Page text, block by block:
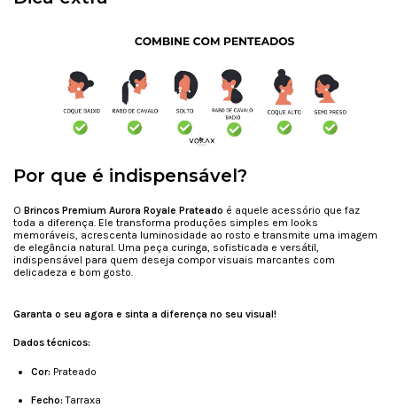
Por que é indispensável?
O Brincos Premium Aurora Royale Prateado é aquele acessório que faz
toda a diferença. Ele transforma produções simples em looks
memoráveis, acrescenta luminosidade ao rosto e transmite uma imagem
de elegância natural. Uma peça curinga, sofisticada e versátil,
indispensável para quem deseja compor visuais marcantes com
delicadeza e bom gosto.
Garanta o seu agora e sinta a diferença no seu visual!
Dados técnicos:
Cor: Prateado
Fecho:Tarraxa